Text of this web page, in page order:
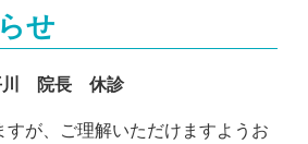
せ
川 院長 休診
すが、ご理解いただけますようお